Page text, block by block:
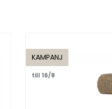
KAMPANJ
till 16/8